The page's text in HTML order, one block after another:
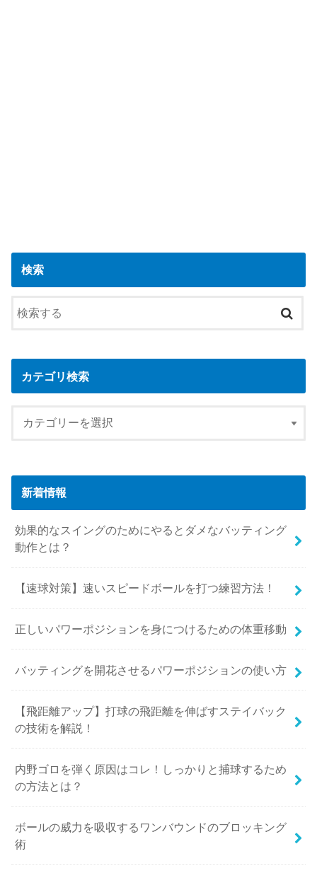
検索
カテゴリ検索
新着情報
効果的なスイングのためにやるとダメなバッティング
動作とは？
【速球対策】速いスピードボールを打つ練習方法！
正しいパワーポジションを身につけるための体重移動
バッティングを開花させるパワーポジションの使い方
【飛距離アップ】打球の飛距離を伸ばすステイバック
の技術を解説！
内野ゴロを弾く原因はコレ！しっかりと捕球するため
の方法とは？
ボールの威力を吸収するワンバウンドのブロッキング
術